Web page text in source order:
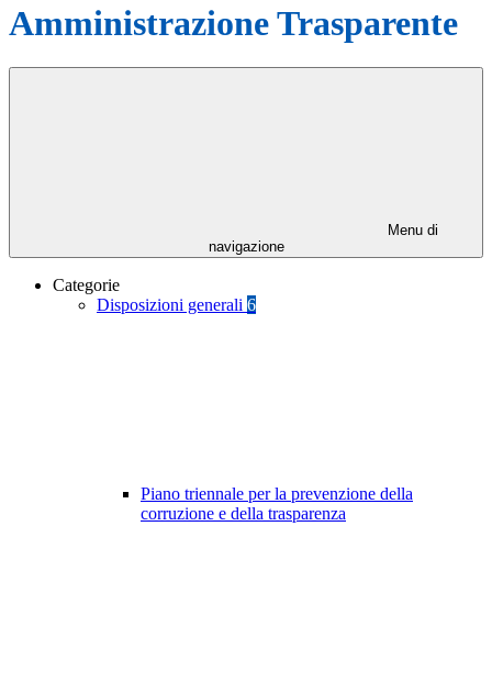
Amministrazione Trasparente
Menu di
navigazione
Categorie
Disposizioni generali 6
Piano triennale per la prevenzione della
corruzione e della trasparenza